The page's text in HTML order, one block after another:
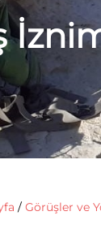
/ Görüşler ve